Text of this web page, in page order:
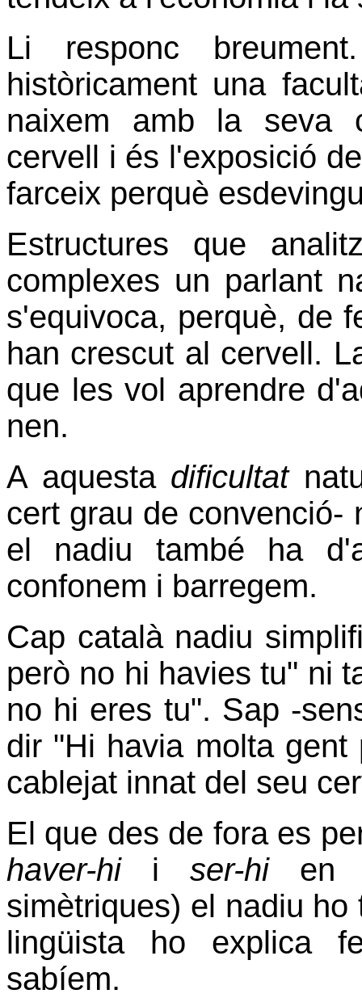
Li responc
històricament una
naixem amb la seva
cervell i és l'exposició
farceix perquè
Estructures que
complexes un parlant
s'equivoca, perquè, de
han crescut al cervell.
que les vol aprendre
nen.
A aquesta dificultat
cert grau de convenció-
el nadiu també ha
confonem i barregem.
Cap català nadiu
però no hi havies tu" ni
no hi eres tu". Sap -
dir "Hi havia molta
cablejat innat del seu
El que des de fora es
haver-hii ser-hi en
simètriques) el nadiu
lingüista ho explica
sabíem.